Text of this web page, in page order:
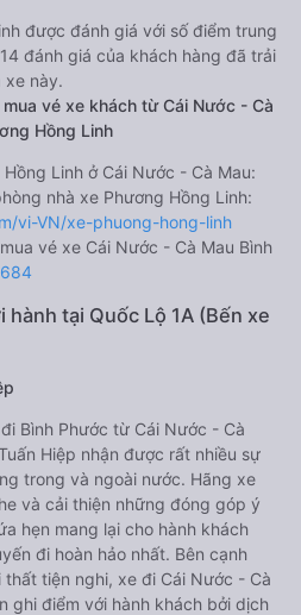
được đánh giá với số điểm trung
đánh giá của khách hàng đã trải
xe này.
vé xe khách từ Cái Nước - Cà
Hồng Linh
Linh ở Cái Nước - Cà Mau:
nhà xe Phương Hồng Linh:
vi-VN/xe-phuong-hong-linh
vé xe Cái Nước - Cà Mau Bình
hành tại Quốc Lộ 1A (Bến xe
Bình Phước từ Cái Nước - Cà
Hiệp nhận được rất nhiều sự
trong và ngoài nước. Hãng xe
và cải thiện những đóng góp ý
hẹn mang lại cho hành khách
đi hoàn hảo nhất. Bên cạnh
tiện nghi, xe đi Cái Nước - Cà
ghi điểm với hành khách bởi dịch